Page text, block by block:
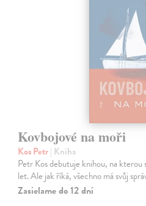
Kovbojové na moři
Kos Petr| Kniha
Petr Kos debutuje knihou, na
let. Ale jak říká, všechno má svůj
Zasielame do 12 dní